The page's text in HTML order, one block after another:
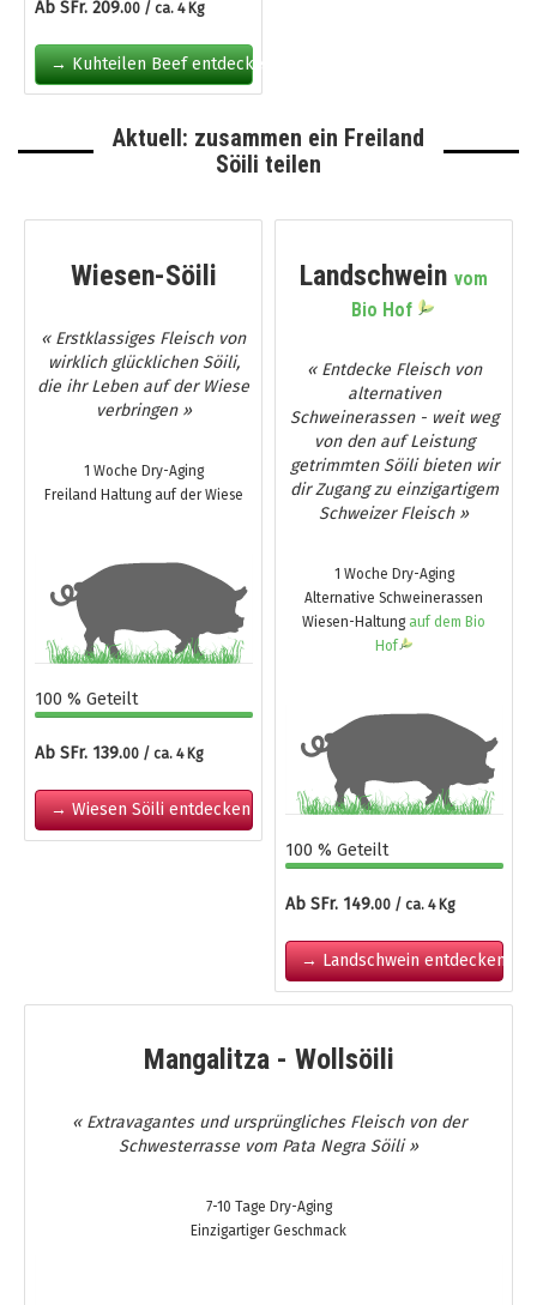
Ab SFr. 209.00 / ca. 4 Kg
→ Kuhteilen Beef entdecken
Aktuell: zusammen ein Freiland
Söili teilen
Wiesen-Söili
« Erstklassiges Fleisch von
wirklich glücklichen Söili,
die ihr Leben auf der Wiese
verbringen »
1 Woche Dry-Aging
Freiland Haltung auf der Wiese
100 % Geteilt
Ab SFr. 139.00 / ca. 4 Kg
→ Wiesen Söili entdecken
Landschwein vom
Bio Hof
« Entdecke Fleisch von
alternativen
Schweinerassen - weit weg
von den auf Leistung
getrimmten Söili bieten wir
dir Zugang zu einzigartigem
Schweizer Fleisch »
1 Woche Dry-Aging
Alternative Schweinerassen
Wiesen-Haltung auf dem Bio
Hof
100 % Geteilt
Ab SFr. 149.00 / ca. 4 Kg
→ Landschwein entdecken
Mangalitza - Wollsöili
« Extravagantes und ursprüngliches Fleisch von der
Schwesterrasse vom Pata Negra Söili »
7-10 Tage Dry-Aging
Einzigartiger Geschmack